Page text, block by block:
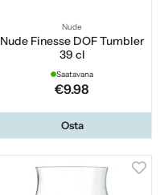
Nude
Nude Finesse DOF Tumbler
39 cl
Saatavana
€9.98
Osta